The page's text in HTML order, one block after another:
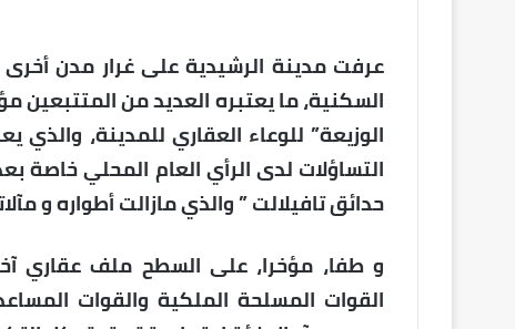
عرفت مدينة الرشيدية على غرار مدن أخرى
السكنية، ما يعتبره العديد من
الوزيعة” للوعاء العقاري للمدينة،
التساؤلات لدى الرأي العام المحلي
حدائق تافيلالت ” والذي مازالت أطواره و
و طفا، مؤخرا، على السطح ملف عقاري
القوات المسلحة الملكية والقوات